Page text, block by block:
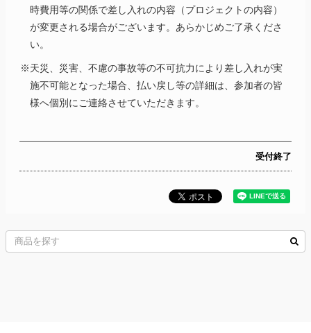
時費用等の関係で差し入れの内容（プロジェクトの内容）
が変更される場合がございます。あらかじめご了承くださ
い。
※天災、災害、不慮の事故等の不可抗力により差し入れが実
施不可能となった場合、払い戻し等の詳細は、参加者の皆
様へ個別にご連絡させていただきます。
受付終了